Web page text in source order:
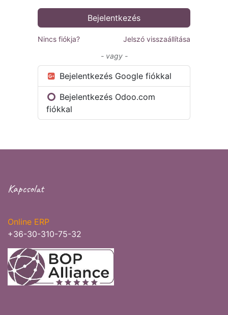
Bejelentkezés
Nincs fiókja?
Jelszó visszaállítása
- vagy -
Bejelentkezés Google fiókkal
Bejelentkezés Odoo.com
fiókkal
Kapcsolat
Online ERP
+36-30-310-75-32